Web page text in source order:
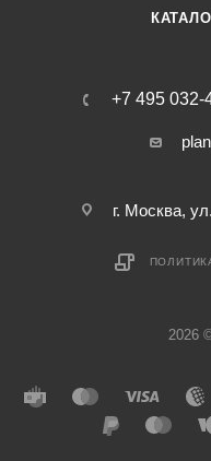
+7 495 032-
г. Москва,
2026